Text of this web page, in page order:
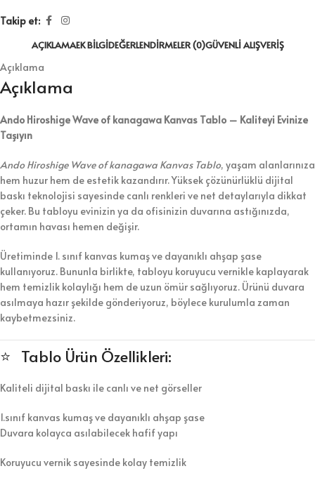
Takip et:
AÇIKLAMAEK BILGIDEĞERLENDIRMELER (0)GÜVENLI ALIŞVERIŞ
Açıklama
Açıklama
Ando Hiroshige Wave of kanagawa Kanvas Tablo – Kaliteyi Evinize
Taşıyın
Ando Hiroshige Wave of kanagawa Kanvas Tablo, yaşam alanlarınıza
hem huzur hem de estetik kazandırır. Yüksek çözünürlüklü dijital
baskı teknolojisi sayesinde canlı renkleri ve net detaylarıyla dikkat
çeker. Bu tabloyu evinizin ya da ofisinizin duvarına astığınızda,
ortamın havası hemen değişir.
Üretiminde 1. sınıf kanvas kumaş ve dayanıklı ahşap şase
kullanıyoruz. Bununla birlikte, tabloyu koruyucu vernikle kaplayarak
hem temizlik kolaylığı hem de uzun ömür sağlıyoruz. Ürünü duvara
asılmaya hazır şekilde gönderiyoruz, böylece kurulumla zaman
kaybetmezsiniz.
⭐ Tablo Ürün Özellikleri:
Kaliteli dijital baskı ile canlı ve net görseller
1.sınıf kanvas kumaş ve dayanıklı ahşap şase
Duvara kolayca asılabilecek hafif yapı
Koruyucu vernik sayesinde kolay temizlik